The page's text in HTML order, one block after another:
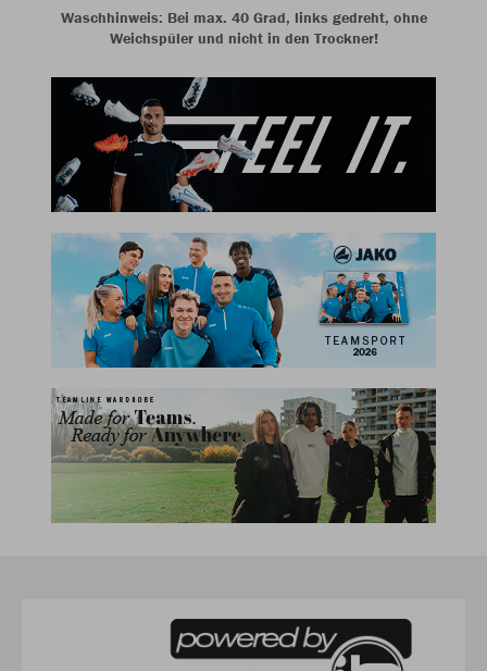
Waschhinweis: Bei max. 40 Grad, links gedreht, ohne
Weichspüler und nicht in den Trockner!